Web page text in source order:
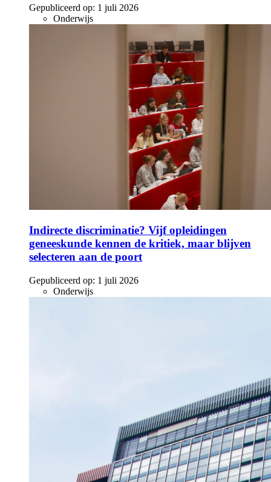
Gepubliceerd op: 1 juli 2026
Onderwijs
Indirecte discriminatie? Vijf opleidingen
geneeskunde kennen de kritiek, maar blijven
selecteren aan de poort
Gepubliceerd op: 1 juli 2026
Onderwijs